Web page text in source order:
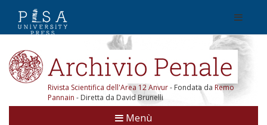
Rivista Scientifica dell'Area 12 Anvur- Fondata da Remo
Pannain - Diretta da David Brunelli
Menù